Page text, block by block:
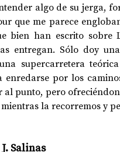
algo de su jerga,
que me parece
bien han escrito
entregan. Sólo doy
supercarretera
enredarse por los
al punto, pero
la recorremos y
Salinas